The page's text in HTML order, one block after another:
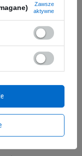
wysyłka w poniedziałek
3-Carbinol (I3C)
60vcaps.
Zawsze
aktywne